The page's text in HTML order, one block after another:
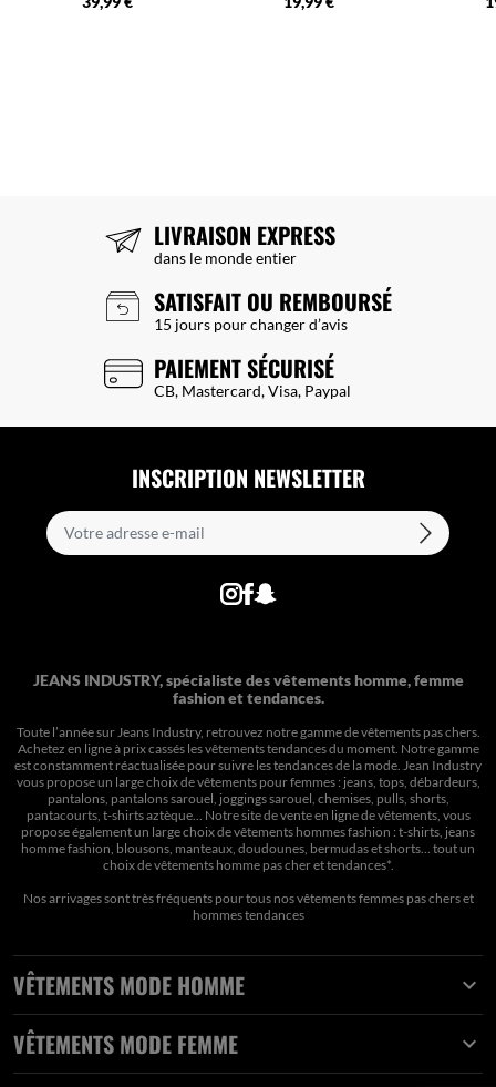
LIVRAISON EXPRESS
dans le monde entier
SATISFAIT OU REMBOURSÉ
15 jours pour changer d’avis
PAIEMENT SÉCURISÉ
CB, Mastercard, Visa, Paypal
INSCRIPTION NEWSLETTER
JEANS INDUSTRY, spécialiste des vêtements homme, femme
fashion et tendances.
Toute l’année sur Jeans Industry, retrouvez notre gamme de vêtements pas chers.
Achetez en ligne à prix cassés les vêtements tendances du moment. Notre gamme
est constamment réactualisée pour suivre les tendances de la mode. Jean Industry
vous propose un large choix de vêtements pour femmes : jeans, tops, débardeurs,
pantalons, pantalons sarouel, joggings sarouel, chemises, pulls, shorts,
pantacourts, t-shirts aztèque... Notre site de vente en ligne de vêtements, vous
propose également un large choix de vêtements hommes fashion : t-shirts, jeans
homme fashion, blousons, manteaux, doudounes, bermudas et shorts… tout un
choix devêtements homme pas cher et tendances*.
Nos arrivages sont très fréquents pour tous nosvêtements femmes pas cherset
hommes tendances
VÊTEMENTS MODE HOMME 
VÊTEMENTS MODE FEMME 